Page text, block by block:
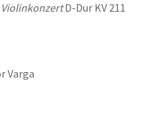
ViolinkonzertD-Dur KV 211
Varga